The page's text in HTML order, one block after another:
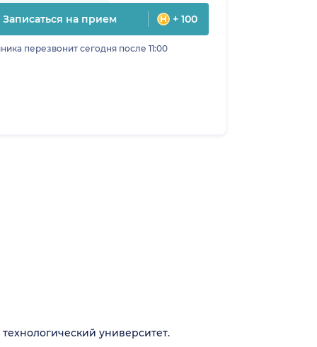
Записаться на прием + 100
перезвонит сегодня после 11:00
университет.